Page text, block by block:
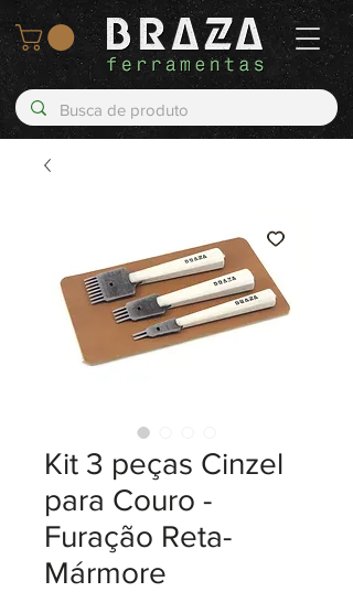
Kit 3 peças Cinzel
para Couro -
Furação Reta-
Mármore